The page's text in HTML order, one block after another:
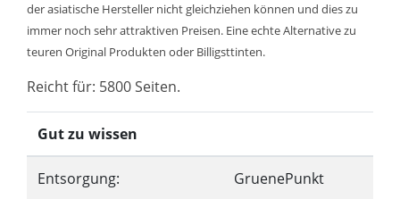
der asiatische Hersteller nicht gleichziehen können und dies zu
immer noch sehr attraktiven Preisen. Eine echte Alternative zu
teuren Original Produkten oder Billigsttinten.
Reicht für: 5800 Seiten.
Gut zu wissen
Entsorgung: GruenePunkt